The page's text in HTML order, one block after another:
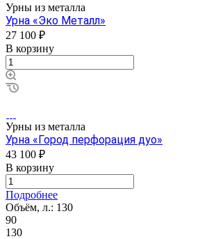
Урны из металла
Урна «Эко Металл»
27 100 ₽
В корзину
Урны из металла
Урна «Город перфорация дуо»
43 100 ₽
В корзину
Подробнее
Объём, л.: 130
90
130